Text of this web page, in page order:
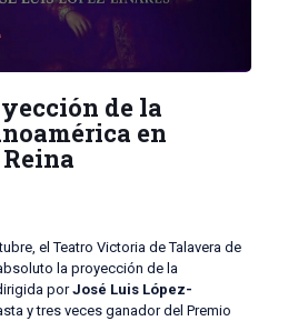
de la
en
el Teatro Victoria de Talavera de
la proyección de la
porJosé Luis López-
y tres veces ganador del Premio